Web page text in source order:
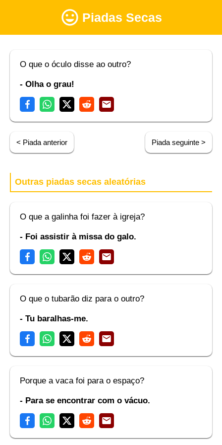
Piadas Secas
O que o óculo disse ao outro?
- Olha o grau!
< Piada anterior Piada seguinte >
Outras piadas secas aleatórias
O que a galinha foi fazer à igreja?
- Foi assistir à missa do galo.
O que o tubarão diz para o outro?
- Tu baralhas-me.
Porque a vaca foi para o espaço?
- Para se encontrar com o vácuo.